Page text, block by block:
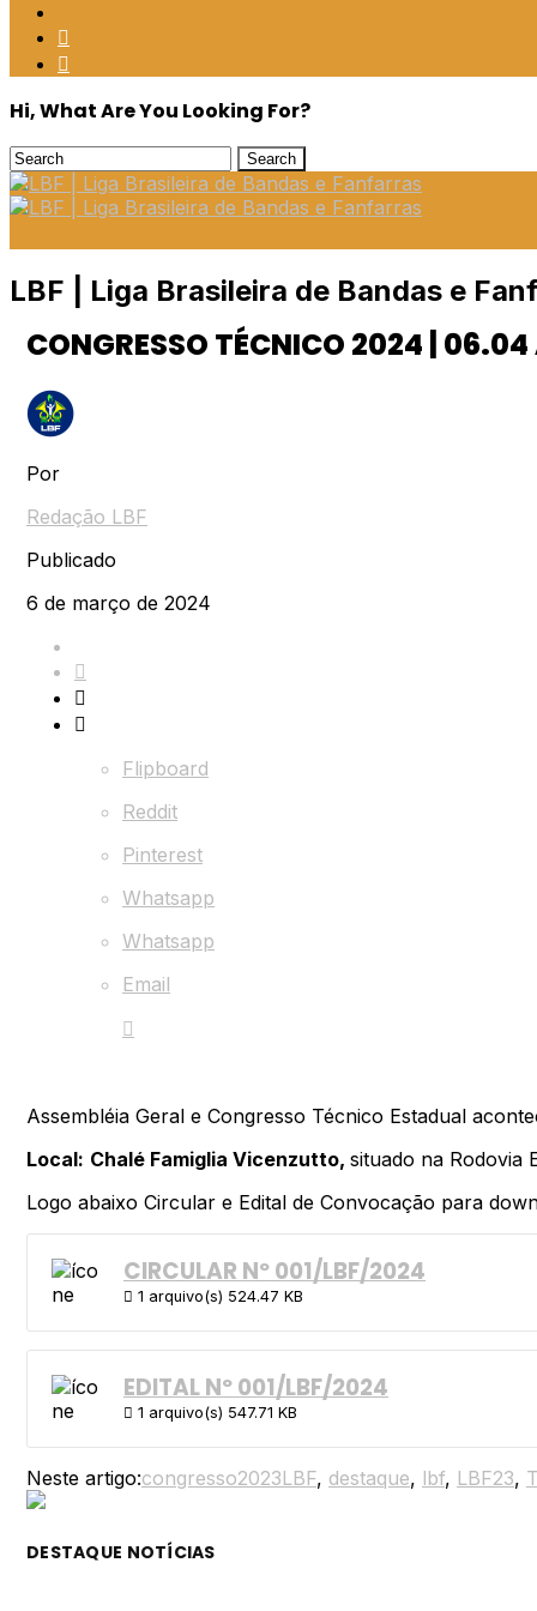
Hi, What Are You Looking For?
LBF | Liga Brasileira de Bandas e
FILIADOS
CONGRESSO TÉCNICO 2024 |
Por
Redação LBF
Publicado
6 de março de 2024
Flipboard
Reddit
Pinterest
Whatsapp
Whatsapp
Email
Assembléia Geral e Congresso Técnico Estadual
Local: Chalé Famiglia Vicenzutto, situado na Rodovia
Logo abaixo Circular e Edital de Convocação para
CIRCULAR Nº 001/LBF/2024
1 arquivo(s) 524.47 KB
EDITAL Nº 001/LBF/2024
1 arquivo(s) 547.71 KB
Neste artigo:congresso2023LBF, destaque, lbf, LBF23,
DESTAQUE NOTÍCIAS